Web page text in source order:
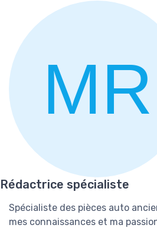
Rédactrice spécialiste
Spécialiste des pièces auto
mes connaissances et ma